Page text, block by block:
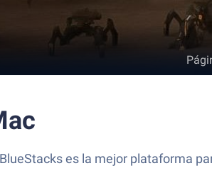
es la mejor plataforma